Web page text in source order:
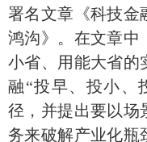
署名文章《科技金
鸿沟》。在文章中
小省、用能大省的
融“投早、投小、
径，并提出要以场
务来破解产业化瓶